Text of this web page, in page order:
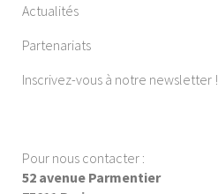
Actualités
Partenariats
Inscrivez-vous à notre newsletter !
Pour nous contacter :
52 avenue Parmentier